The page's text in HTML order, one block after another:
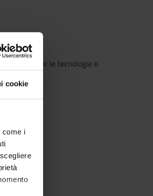
cookie
come i
in Diritto per le tecnologie e